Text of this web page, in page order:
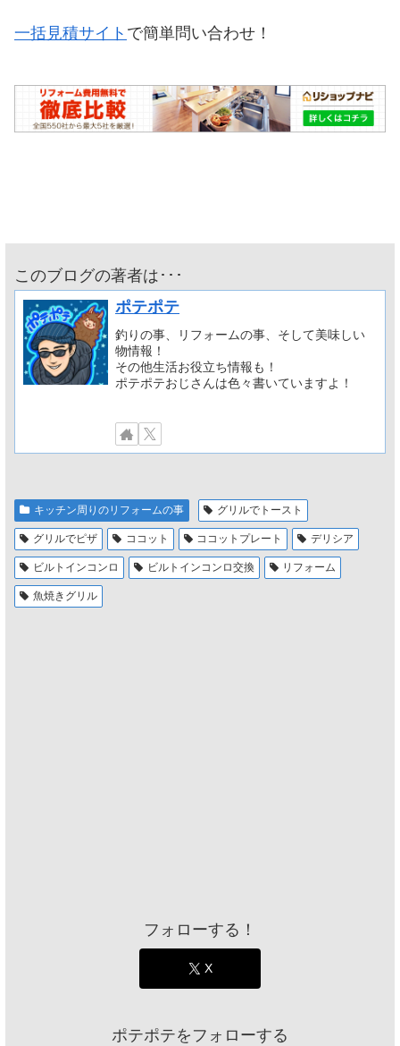
一括見積サイト で簡単問い合わせ！
このブログの著者は･･･
ポテポテ
釣りの事、リフォームの事、そして美味しい
物情報！
その他生活お役立ち情報も！
ポテポテおじさんは色々書いていますよ！
キッチン周りのリフォームの事 グリルでトースト
グリルでピザ ココット ココットプレート デリシア
ビルトインコンロ ビルトインコンロ交換 リフォーム
魚焼きグリル
フォローする！
X
ポテポテをフォローする